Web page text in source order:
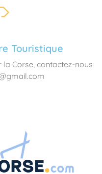
Touristique
la Corse, contactez-nous